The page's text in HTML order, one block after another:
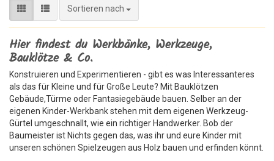
Sortieren nach
Sortieren nach
Hier findest du Werkbänke, Werkzeuge,
Bauklötze & Co.
Konstruieren und Experimentieren - gibt es was Interessanteres
als das für Kleine und für Große Leute? Mit Bauklötzen
Gebäude,Türme oder Fantasiegebäude bauen. Selber an der
eigenen Kinder-Werkbank stehen mit dem eigenen Werkzeug-
Gürtel umgeschnallt, wie ein richtiger Handwerker. Bob der
Baumeister ist Nichts gegen das, was ihr und eure Kinder mit
unseren schönen Spielzeugen aus Holz bauen und erfinden könnt.